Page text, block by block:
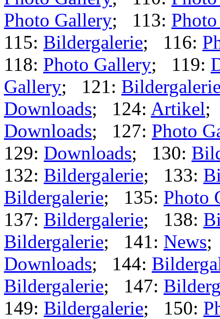
Photo Gallery; 113:
115: Bildergalerie; 116:
118: Photo Gallery; 119:
Gallery; 121:
Downloads; 124: Artikel;
Downloads; 127: Photo
129: Downloads; 130:
132: Bildergalerie; 133:
Bildergalerie; 135: Photo
137: Bildergalerie; 138:
Bildergalerie; 141: News;
Downloads; 144:
Bildergalerie; 147:
149: Bildergalerie; 150: